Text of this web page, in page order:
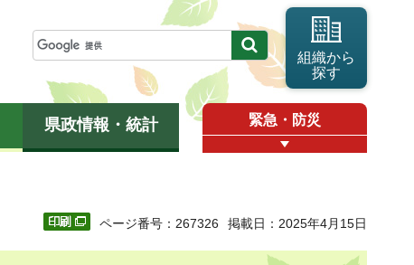
組織から
探す
県政情報・統計 緊急・防災
ページ番号：267326 掲載日：2025年4月15日